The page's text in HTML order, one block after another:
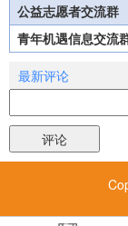
公益志愿者交流群
青年机遇信息交流
最新评论